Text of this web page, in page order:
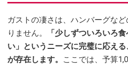
ガストの凄さは、ハンバーグな
りません。
「少しずついろいろ
い」というニーズに完璧に応え
が存在します。
ここでは、予算